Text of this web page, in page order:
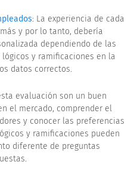
: La experiencia de cada
y por lo tanto, debería
dependiendo de las
y ramificaciones en la
datos correctos.
evaluación son un buen
el mercado, comprender el
y conocer las preferencias
y ramificaciones pueden
diferente de preguntas